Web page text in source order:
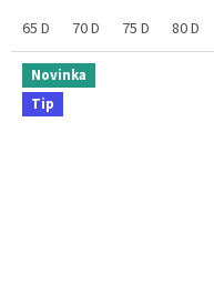
65 D
70 D 75 D 80 D
Novinka
Tip